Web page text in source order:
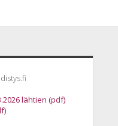
lähtien (pdf)